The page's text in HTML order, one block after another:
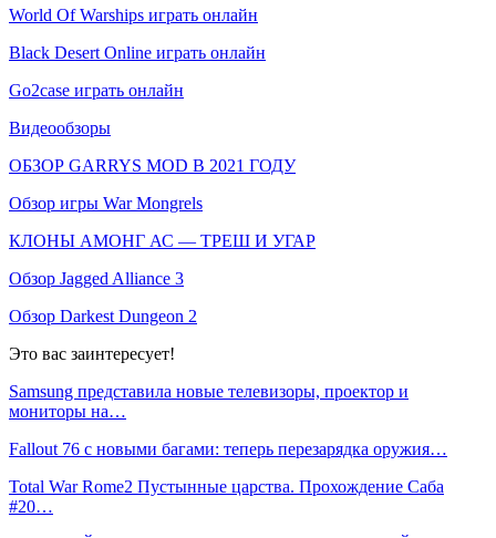
World Of Warships играть онлайн
Black Desert Online играть онлайн
Go2case играть онлайн
Видеообзоры
ОБЗОР GARRYS MOD В 2021 ГОДУ
Обзор игры War Mongrels
КЛОНЫ АМОНГ АС — ТРЕШ И УГАР
Обзор Jagged Alliance 3
Обзор Darkest Dungeon 2
Это вас заинтересует!
Samsung представила новые телевизоры, проектор и
мониторы на…
Fallout 76 с новыми багами: теперь перезарядка оружия…
Total War Rome2 Пустынные царства. Прохождение Саба
#20…